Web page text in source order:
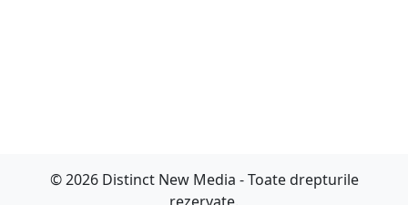
© 2026 Distinct New Media - Toate drepturile